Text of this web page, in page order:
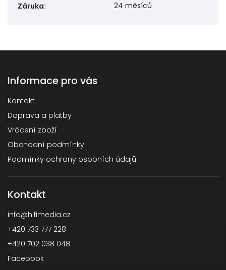
Záruka: 24 měsíců
Informace pro vás
Kontakt
Doprava a platby
Vrácení zboží
Obchodní podmínky
Podmínky ochrany osobních údajů
Kontakt
info@hifimedia.cz
+420 733 777 228
+420 702 038 048
Facebook